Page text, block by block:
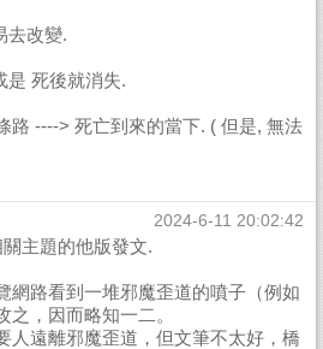
去改變.
是 死後就消失.
路 ----> 死亡到來的當下. ( 但是, 無法
2024-6-11 20:02:42
主題的他版發文.
網路看到一堆邪魔歪道的噴子（例如
之，因而略知一二。
人遠離邪魔歪道，但文筆不太好，橋